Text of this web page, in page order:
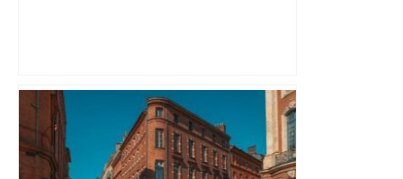
Un homme allongé sur les rails : il
meurt percuté par un train, le trafic
ferroviaire à l’arrêt dans le Lauragais,
au sud de Toulouse – ladepeche.fr